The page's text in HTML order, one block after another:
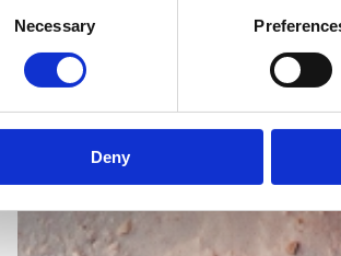
Necessary
Deny
mi